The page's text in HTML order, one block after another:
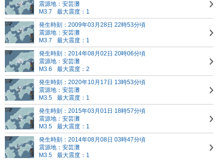
震源地：安芸灘
M3.7
最大震度：1
発生時刻：2009年03月28日 22時53分頃
震源地：安芸灘
M3.7
最大震度：1
発生時刻：2014年08月02日 20時06分頃
震源地：安芸灘
M3.6
最大震度：2
発生時刻：2020年10月17日 13時53分頃
震源地：安芸灘
M3.5
最大震度：1
発生時刻：2015年03月01日 18時57分頃
震源地：安芸灘
M3.5
最大震度：1
発生時刻：2014年08月08日 03時47分頃
震源地：安芸灘
M3.5
最大震度：1